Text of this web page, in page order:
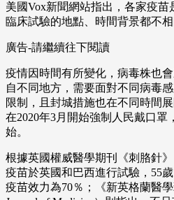
美國Vox新聞網站指出，各家疫
臨床試驗的地點、時間背景都不
廣告-請繼續往下閱讀
疫情因時間有所變化，病毒株也
自不同地方，需要面對不同病毒
限制，且封城措施也在不同時間
在2020年3月開始強制人民戴口罩
始。
根據英國權威醫學期刊《刺胳針
疫苗於英國和巴西進行試驗，55
疫苗效力為70％；《新英格蘭醫